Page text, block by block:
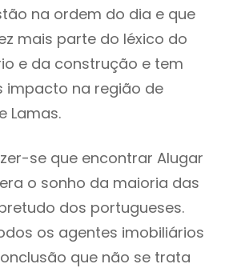
na ordem do dia e que
mais parte do léxico do
e da construção e tem
impacto na região de
Lamas.
se que encontrar Alugar
o sonho da maioria das
dos portugueses.
os agentes imobiliários
que não se trata